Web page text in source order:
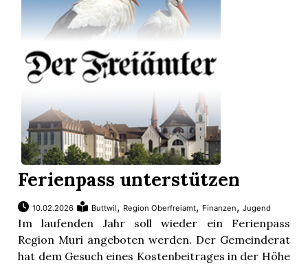
Ferienpass unterstützen
10.02.2026 Buttwil, Region Oberfreiamt, Finanzen,Jugend
Im laufenden Jahr soll wieder ein Ferienpass
Region Muri angeboten werden. Der Gemeinderat
hat dem Gesuch eines Kostenbeitrages in der Höhe